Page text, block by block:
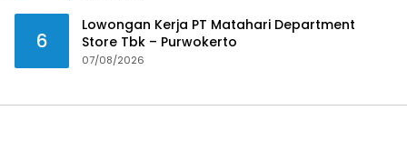
6
Lowongan Kerja PT Matahari Department
Store Tbk – Purwokerto
07/08/2026